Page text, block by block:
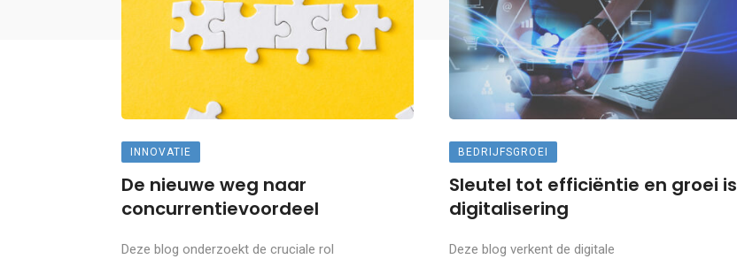
INNOVATIE
De nieuwe weg naar
concurrentievoordeel
Deze blog onderzoekt de cruciale rol
BEDRIJFSGROEI
Sleutel tot efficiëntie en groei is
digitalisering
Deze blog verkent de digitale